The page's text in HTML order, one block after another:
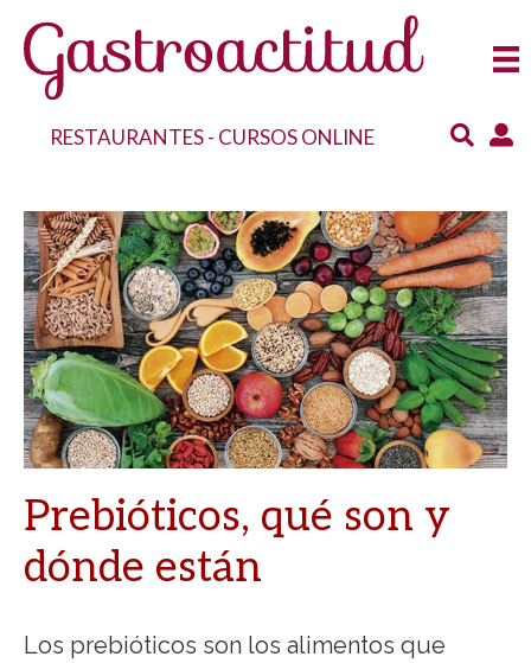
RESTAURANTES- CURSOS ONLINE
Prebióticos, qué son y
dónde están
Los prebióticos son los alimentos que